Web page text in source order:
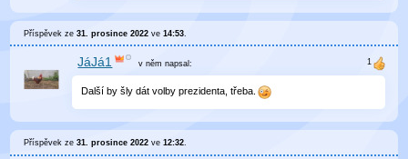
Příspěvek ze31. prosince 2022 ve14:53
JáJá1 v něm napsal:
Další by šly dát volby prezidenta, třeba.
Příspěvek ze31. prosince 2022 ve12:32